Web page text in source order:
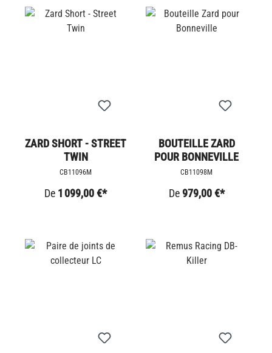
ZARD SHORT - STREET
TWIN
CB11096M
De 1 099,00 €*
BOUTEILLE ZARD
POUR BONNEVILLE
CB11098M
De 979,00 €*